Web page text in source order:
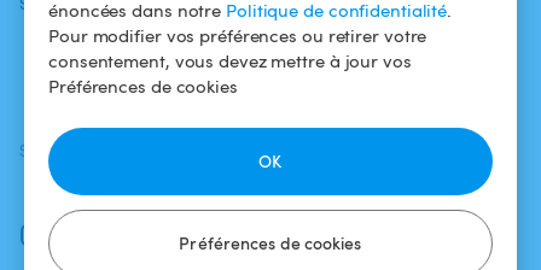
énoncées dans notre Politique de confidentialité.
Pour modifier vos préférences ou retirer votre
consentement, vous devez mettre à jour vos
Préférences de cookies
Préférences de cookies
OK
Comment ça
marche ?
Mentions légales
SUIVEZ-NOUS
Facebook
Instagram